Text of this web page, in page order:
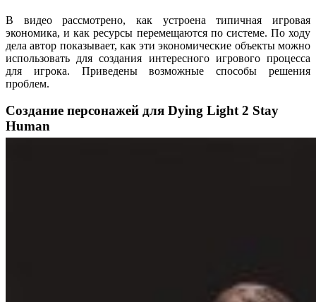
В видео рассмотрено, как устроена типичная игровая
экономика, и как ресурсы перемещаются по системе. По ходу
дела автор показывает, как эти экономические объекты можно
использовать для создания интересного игрового процесса
для игрока. Приведены возможные способы решения
проблем.
Создание персонажей для Dying Light 2 Stay
Human